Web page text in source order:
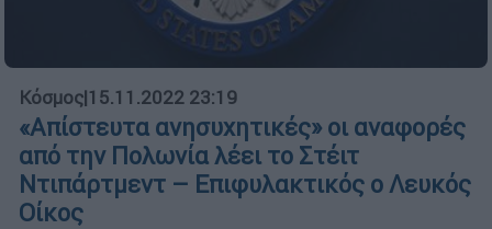
Κόσμος|15.11.2022 23:19
«Απίστευτα ανησυχητικές» οι αναφορές
από την Πολωνία λέει το Στέιτ
Ντιπάρτμεντ – Επιφυλακτικός ο Λευκός
Οίκος